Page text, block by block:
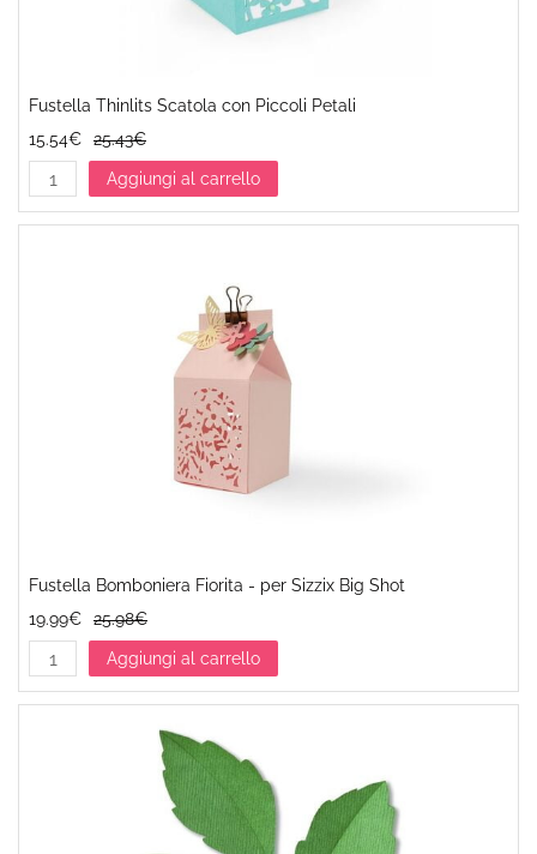
Fustella Thinlits Scatola con Piccoli Petali
15.54€
25.43€
Aggiungi al carrello
Fustella Bomboniera Fiorita - per Sizzix Big Shot
19.99€
25.98€
Aggiungi al carrello